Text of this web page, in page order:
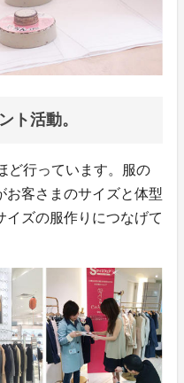
ト活動。
ど行っています。服の
お客さまのサイズと体型
イズの服作りにつなげて